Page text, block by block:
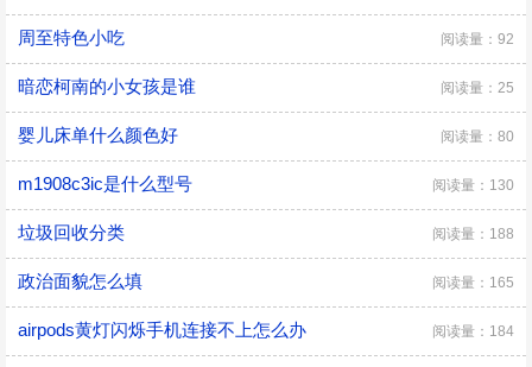
周至特色小吃 阅读量：92
暗恋柯南的小女孩是谁 阅读量：25
婴儿床单什么颜色好 阅读量：80
m1908c3ic是什么型号 阅读量：130
垃圾回收分类 阅读量：188
政治面貌怎么填 阅读量：165
airpods黄灯闪烁手机连接不上怎么办 阅读量：184